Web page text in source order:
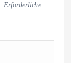
Erforderliche